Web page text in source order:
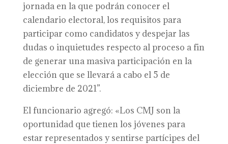
jornada en la que podrán conocer el
calendario electoral, los requisitos para
participar como candidatos y despejar las
dudas o inquietudes respecto al proceso a fin
de generar una masiva participación en la
elección que se llevará a cabo el 5 de
diciembre de 2021”.
El funcionario agregó: «Los CMJ son la
oportunidad que tienen los jóvenes para
estar representados y sentirse partícipes del